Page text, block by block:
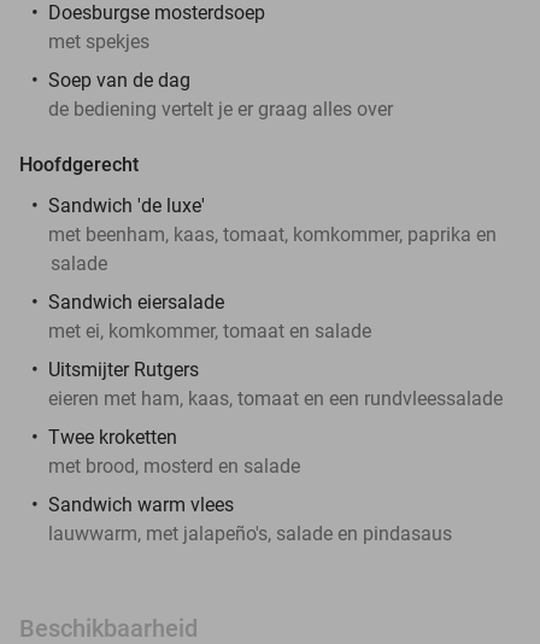
Doesburgse mosterdsoep
met spekjes
Soep van de dag
de bediening vertelt je er graag alles over
Hoofdgerecht
Sandwich 'de luxe'
met beenham, kaas, tomaat, komkommer, paprika en
salade
Sandwich eiersalade
met ei, komkommer, tomaat en salade
Uitsmijter Rutgers
eieren met ham, kaas, tomaat en een rundvleessalade
Twee kroketten
met brood, mosterd en salade
Sandwich warm vlees
lauwwarm, met jalapeño's, salade en pindasaus
Beschikbaarheid